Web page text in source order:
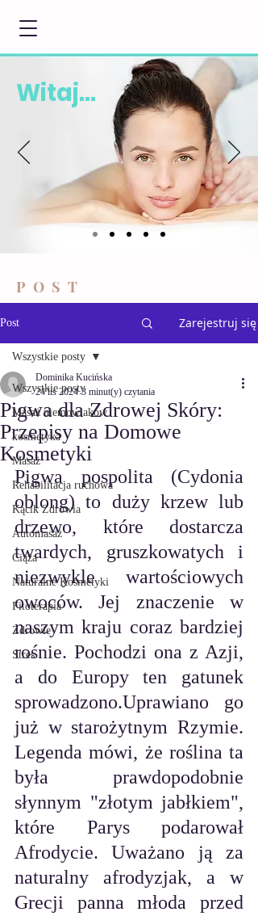
Witaj...
POST
Post Zarejestruj się
Wszystkie posty
Masaż niemowlaków
kosmetyka
Masaż
Rehabilitacja ruchowa
Kącik Zdrowia
Automasaż
Ciąża
Naturalne Kosmetyki
Fitoterapia
Zdrowie
Stres
Wszystkie posty
Pigwa dla Zdrowej Skóry:
Przepisy na Domowe
Kosmetyki
Dominika Kucińska
24 lis 2024 3 minut(y) czytania
Pigwa pospolita (Cydonia
oblong) to duży krzew lub
drzewo, które dostarcza
twardych, gruszkowatych i
niezwykle wartościowych
owoców. Jej znaczenie w
naszym kraju coraz bardziej
rośnie. Pochodzi ona z Azji,
a do Europy ten gatunek
sprowadzono.Uprawiano go
już w starożytnym Rzymie.
Legenda mówi, że roślina ta
była prawdopodobnie
słynnym "złotym jabłkiem",
które Parys podarował
Afrodycie. Uważano ją za
naturalny afrodyzjak, a w
Grecji panna młoda przed